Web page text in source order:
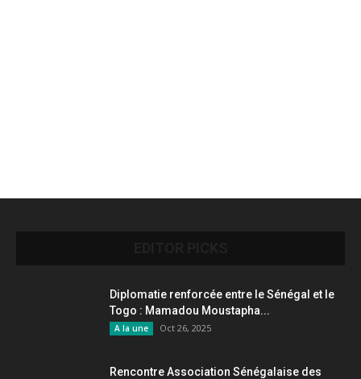
Diplomatie renforcée entre le Sénégal et le
Togo : Mamadou Moustapha...
A la une Oct 26, 2025
Rencontre Association Sénégalaise des